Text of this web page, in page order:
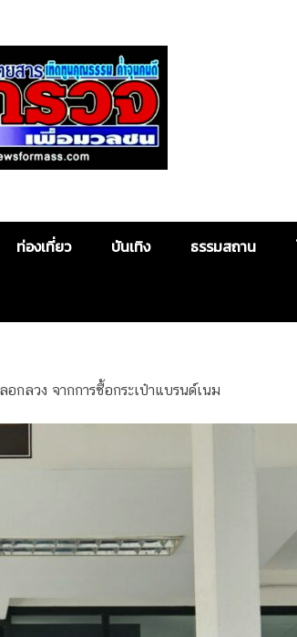
For
ท่องเที่ยว บันเทิง ธรรมสถาน
กลวง จากการซื้อกระเป๋าแบรนด์เนม